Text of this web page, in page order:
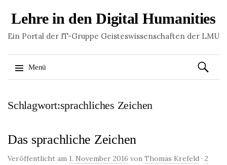
Lehre in den Digital Humanities
Ein Portal der IT-Gruppe Geisteswissenschaften der LMU
Menü
zum
Suchen
nach:
Schlagwort:sprachliches Zeichen
Das sprachliche Zeichen
Veröffentlicht am 1. November 2016 von Thomas Krefeld · 2